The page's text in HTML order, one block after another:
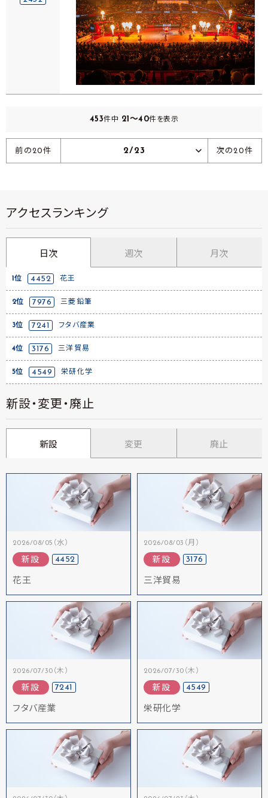
453件中 21～40件を表示
前の20件 2/23 次の20件
アクセスランキング
日次 週次 月次
1位 4452 花王
2位 7976 三菱鉛筆
3位 7241 フタバ産業
4位 3176 三洋貿易
5位 4549 栄研化学
新設・変更・廃止
新設 変更 廃止
2026/08/05（水）
新設 4452
花王
2026/08/03（月）
新設 3176
三洋貿易
2026/07/30（木）
新設 7241
フタバ産業
2026/07/30（木）
新設 4549
栄研化学